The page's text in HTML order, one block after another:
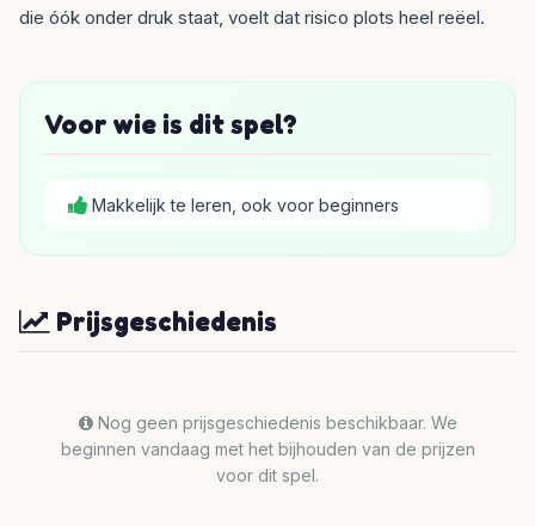
die óók onder druk staat, voelt dat risico plots heel reëel.
Voor wie is dit spel?
Makkelijk te leren, ook voor beginners
Prijsgeschiedenis
Nog geen prijsgeschiedenis beschikbaar. We
beginnen vandaag met het bijhouden van de prijzen
voor dit spel.